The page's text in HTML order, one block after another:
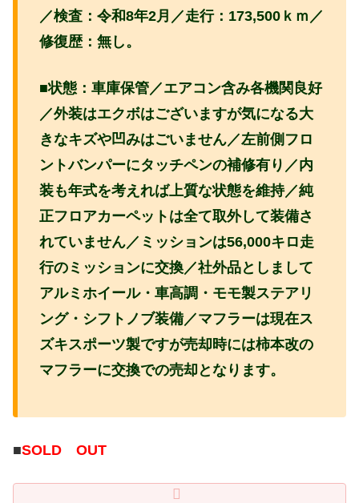
／検査：令和8年2月／走行：173,500ｋｍ／
修復歴：無し。
■状態：車庫保管／エアコン含み各機関良好
／外装はエクボはございますが気になる大
きなキズや凹みはごいません／左前側フロ
ントバンパーにタッチペンの補修有り／内
装も年式を考えれば上質な状態を維持／純
正フロアカーペットは全て取外して装備さ
れていません／ミッションは56,000キロ走
行のミッションに交換／社外品としまして
アルミホイール・車高調・モモ製ステアリ
ング・シフトノブ装備／マフラーは現在ス
ズキスポーツ製ですが売却時には柿本改の
マフラーに交換での売却となります。
■SOLD OUT